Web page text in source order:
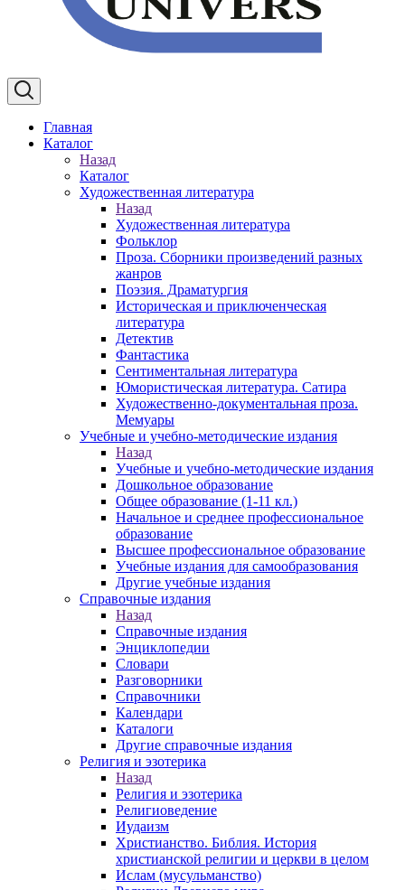
Главная
Каталог
Назад
Каталог
Художественная литература
Назад
Художественная литература
Фольклор
Проза. Сборники произведений разных
жанров
Поэзия. Драматургия
Историческая и приключенческая
литература
Детектив
Фантастика
Сентиментальная литература
Юмористическая литература. Сатира
Художественно-документальная проза.
Мемуары
Учебные и учебно-методические издания
Назад
Учебные и учебно-методические издания
Дошкольное образование
Общее образование (1-11 кл.)
Начальное и среднее профессиональное
образование
Высшее профессиональное образование
Учебные издания для самообразования
Другие учебные издания
Справочные издания
Назад
Справочные издания
Энциклопедии
Словари
Разговорники
Справочники
Календари
Каталоги
Другие справочные издания
Религия и эзотерика
Назад
Религия и эзотерика
Религиоведение
Иудаизм
Христианство. Библия. История
христианской религии и церкви в целом
Ислам (мусульманство)